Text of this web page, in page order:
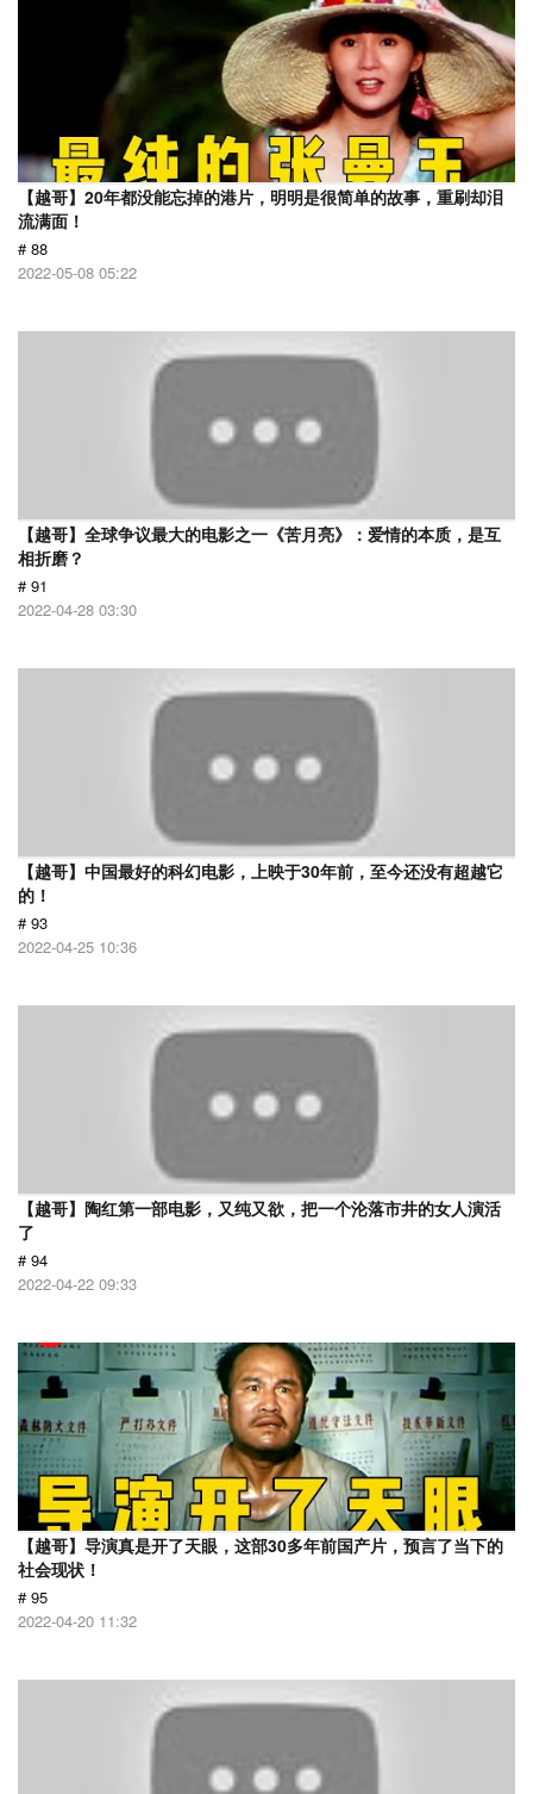
【越哥】20年都没能忘掉的港片，明明是很简单的故事，重刷却泪
流满面！
# 88
2022-05-08 05:22
【越哥】全球争议最大的电影之一《苦月亮》：爱情的本质，是互
相折磨？
# 91
2022-04-28 03:30
【越哥】中国最好的科幻电影，上映于30年前，至今还没有超越它
的！
# 93
2022-04-25 10:36
【越哥】陶红第一部电影，又纯又欲，把一个沦落市井的女人演活
了
# 94
2022-04-22 09:33
【越哥】导演真是开了天眼，这部30多年前国产片，预言了当下的
社会现状！
# 95
2022-04-20 11:32